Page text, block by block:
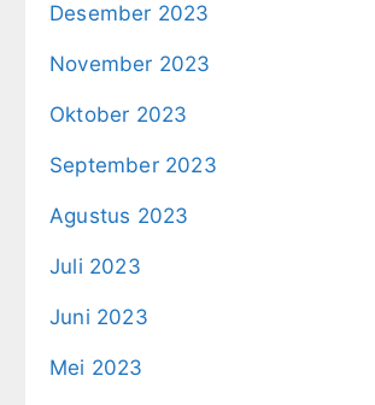
Desember 2023
November 2023
Oktober 2023
September 2023
Agustus 2023
Juli 2023
Juni 2023
Mei 2023